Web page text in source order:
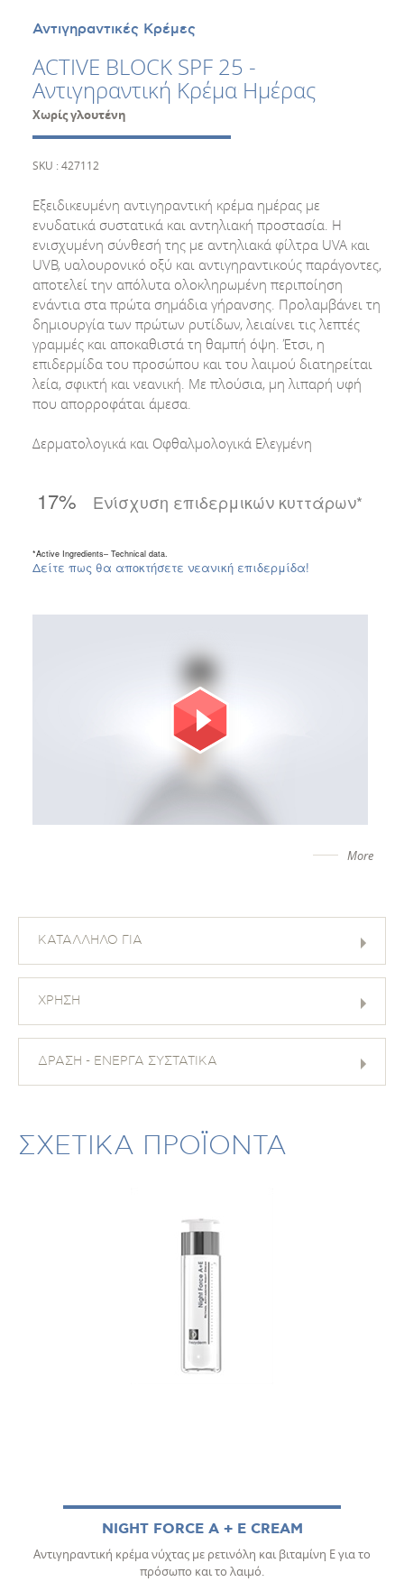
Αντιγηραντικές Κρέμες
ACTIVE BLOCK SPF 25 -
Αντιγηραντική Κρέμα Ημέρας
Χωρίς γλουτένη
SKU : 427112
Εξειδικευμένη αντιγηραντική κρέμα ημέρας με
ενυδατικά συστατικά και αντηλιακή προστασία. Η
ενισχυμένη σύνθεσή της με αντηλιακά φίλτρα UVA και
UVB, υαλουρονικό οξύ και αντιγηραντικούς παράγοντες,
αποτελεί την απόλυτα ολοκληρωμένη περιποίηση
ενάντια στα πρώτα σημάδια γήρανσης. Προλαμβάνει τη
δημιουργία των πρώτων ρυτίδων, λειαίνει τις λεπτές
γραμμές και αποκαθιστά τη θαμπή όψη. Έτσι, η
επιδερμίδα του προσώπου και του λαιμού διατηρείται
λεία, σφικτή και νεανική. Με πλούσια, μη λιπαρή υφή
που απορροφάται άμεσα.
Δερματολογικά και Οφθαλμολογικά Ελεγμένη
17% Eνίσχυση επιδερμικών κυττάρων*
*Active Ingredients– Technical data.
Δείτε πως θα αποκτήσετε νεανική επιδερμίδα!
More
ΚΑΤΑΛΛΗΛΟ ΓΙΑ
ΧΡΗΣΗ
ΔΡΑΣΗ - ΕΝΕΡΓΑ ΣΥΣΤΑΤΙΚΑ
ΣΧΕΤΙΚΑ ΠΡΟΪΟΝΤΑ
NIGHT FORCE A + E CREAM
Αντιγηραντική κρέμα νύχτας με ρετινόλη και βιταμίνη Ε για το
πρόσωπο και το λαιμό.